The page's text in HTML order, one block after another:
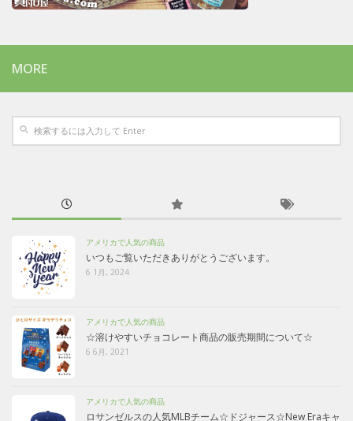
MORE
アメリカで人気の商品
いつもご覧いただきありがとうございます。
6 1月, 2024
アメリカで人気の商品
☆溶けやすいチョコレート商品の販売期間について☆
6 6月, 2021
アメリカで人気の商品
ロサンゼルスの人気MLBチーム☆ドジャース☆New Eraキャ